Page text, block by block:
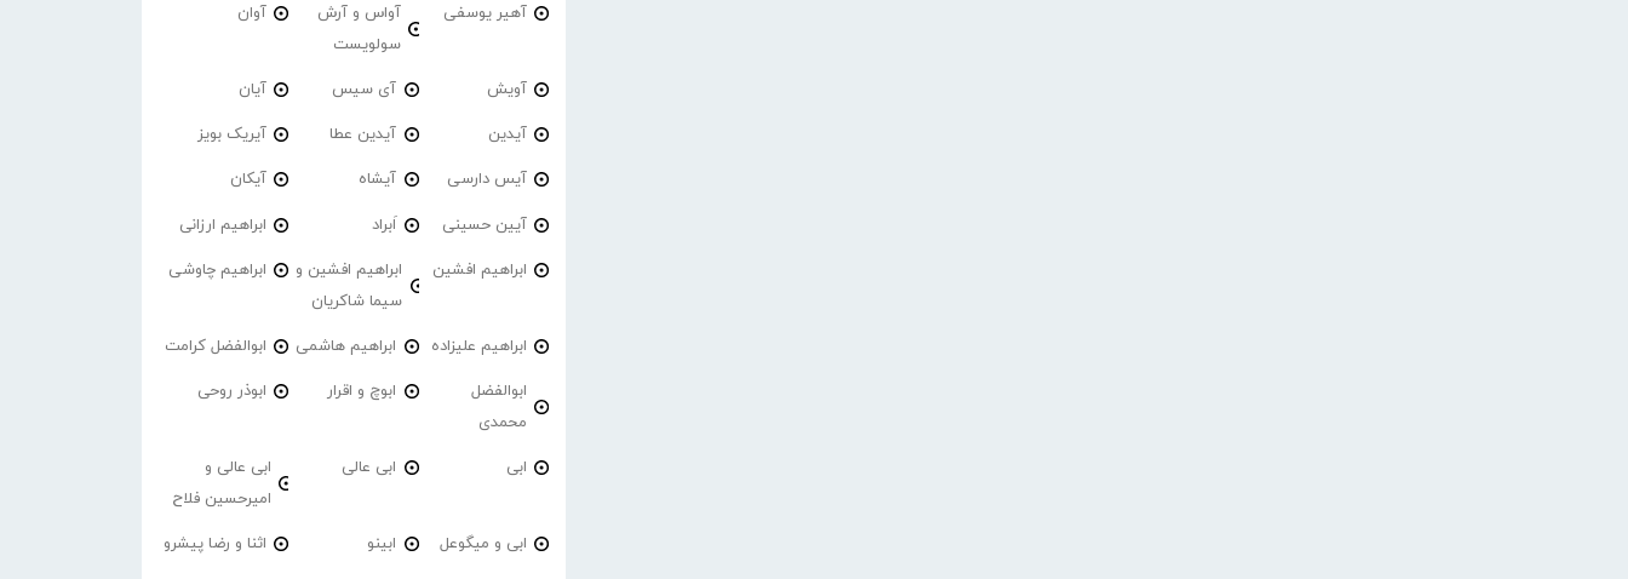
آهیر یوسفی
آواس و آرش
سولویست
آوان
آویش آی سیس آیان
آیدین آیدین عطا آیریک بویز
آیس دارسی آیشاه آیکان
آیین حسینی اَبراد ابراهیم ارزانی
ابراهیم افشین
ابراهیم افشین و
سیما شاکریان
ابراهیم چاوشی
ابراهیم علیزاده ابراهیم هاشمی ابوالفضل کرامت
ابوالفضل
محمدی
ابوچ و اقرار ابوذر روحی
ابی ابی عالی
ابی عالی و
امیرحسین فلاح
ابی و میگوعل ابینو اثنا و رضا پیشرو